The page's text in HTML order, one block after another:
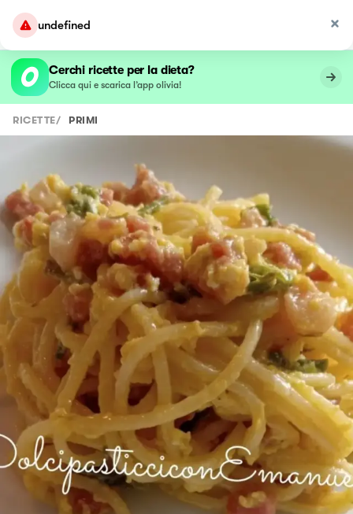
undefined
Cerchi ricette per la dieta?
Clicca qui e scarica l’app olivia!
RICETTE/ PRIMI